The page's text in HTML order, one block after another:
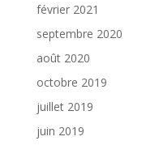
février 2021
septembre 2020
août 2020
octobre 2019
juillet 2019
juin 2019